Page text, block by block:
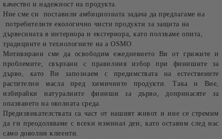
качество и надежност на продукта.
Ние сме си поставили амбициозната задача да предлагаме на
потребителите екологично чисти продукти за защита на
дървесината в интериора и екстериора, като ползваме опита,
традициите и технологиите на а OSMO.
Мотивирани сме да освободим ежедневието Ви от грижите и
проблемите, свързани с правилния избор при финишите за
дърво, като Ви запознаем с предимствата на естествените
растителни масла пред химичните продукти. Така и Вие,
избирайки натуралните финиши за дърво, допринасяте за
опазването на околната среда.
Предизвикателствата са част от нашият живот и ние се стремим
да ги преодоляваме с всеки изминал ден, като оставим след нас
само доволни клиенти.